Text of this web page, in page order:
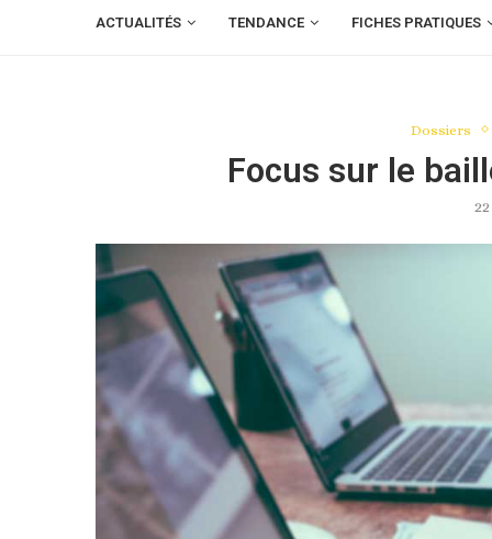
ACTUALITÉS TENDANCE FICHES PRATIQUES
Dossiers
Focus sur le